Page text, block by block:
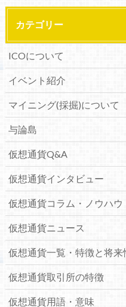
カテゴリー
ICOについて
イベント紹介
マイニング(採掘)について
与論島
仮想通貨Q&A
仮想通貨インタビュー
仮想通貨コラム・ノウハウ
仮想通貨ニュース
仮想通貨一覧・特徴と将来
仮想通貨取引所の特徴
仮想通貨用語・意味